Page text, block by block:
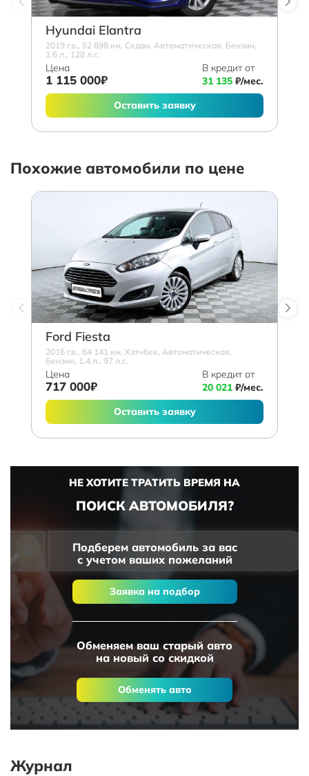
Hyundai Elantra
2019 г.в., 52 698 км, Седан, Автоматическая, Бензин,
1.6 л., 128 л.с.
Цена
1 115 000₽
В кредит от
31 135 ₽/мес.
Оставить заявку
Похожие автомобили по цене
Ford Fiesta
2016 г.в., 64 141 км, Хэтчбек, Автоматическая,
Бензин, 1.4 л., 97 л.с.
Цена
717 000₽
В кредит от
20 021 ₽/мес.
Оставить заявку
НЕ ХОТИТЕ ТРАТИТЬ ВРЕМЯ НА
ПОИСК АВТОМОБИЛЯ?
Подберем автомобиль за вас
с учетом ваших пожеланий
Заявка на подбор
Обменяем ваш старый авто
на новый со скидкой
Обменять авто
Журнал